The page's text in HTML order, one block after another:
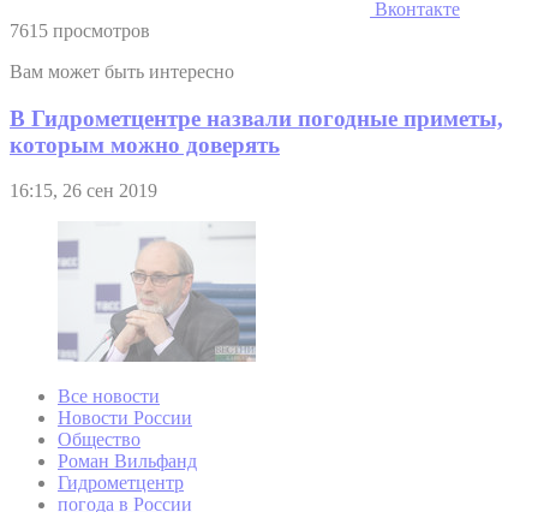
Вконтакте
7615 просмотров
Вам может быть интересно
В Гидрометцентре назвали погодные приметы,
которым можно доверять
16:15, 26 сен 2019
Все новости
Новости России
Общество
Роман Вильфанд
Гидрометцентр
погода в России